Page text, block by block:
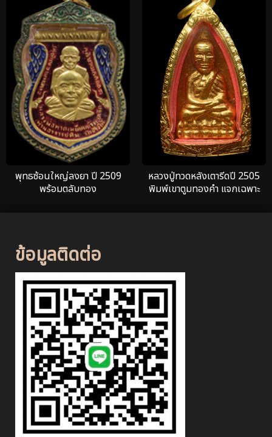
พุทธซ้อนใหญ่ลงยา ปี 2509
พร้อมตลับทอง
หลวงปู่ทวดหลังเตารีดปี 2505
พิมพ์เขาตูมทองคำ แจกเฉพาะ
ข้อมูลติดต่อ